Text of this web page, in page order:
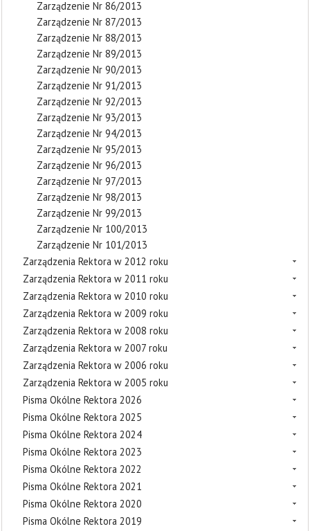
Zarządzenie Nr 86/2013
Zarządzenie Nr 87/2013
Zarządzenie Nr 88/2013
Zarządzenie Nr 89/2013
Zarządzenie Nr 90/2013
Zarządzenie Nr 91/2013
Zarządzenie Nr 92/2013
Zarządzenie Nr 93/2013
Zarządzenie Nr 94/2013
Zarządzenie Nr 95/2013
Zarządzenie Nr 96/2013
Zarządzenie Nr 97/2013
Zarządzenie Nr 98/2013
Zarządzenie Nr 99/2013
Zarządzenie Nr 100/2013
Zarządzenie Nr 101/2013
Zarządzenia Rektora w 2012 roku
Zarządzenia Rektora w 2011 roku
Zarządzenia Rektora w 2010 roku
Zarządzenia Rektora w 2009 roku
Zarządzenia Rektora w 2008 roku
Zarządzenia Rektora w 2007 roku
Zarządzenia Rektora w 2006 roku
Zarządzenia Rektora w 2005 roku
Pisma Okólne Rektora 2026
Pisma Okólne Rektora 2025
Pisma Okólne Rektora 2024
Pisma Okólne Rektora 2023
Pisma Okólne Rektora 2022
Pisma Okólne Rektora 2021
Pisma Okólne Rektora 2020
Pisma Okólne Rektora 2019